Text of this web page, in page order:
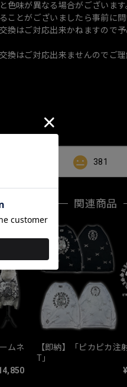
色味が異なる場合がございます
ことがございましたら事前に問
換はご対応出来かねますので予
換はご対応出来ませんのでご
381
関連商品
ムネ
【即納】「ピカピカ注
T」